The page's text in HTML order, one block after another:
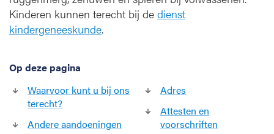
i
e
Kinderen kunnen terecht bij de dienst
kindergeneeskunde.
Op deze pagina
Waarvoor kunt u bij ons
terecht?
Andere aandoeningen
Adres
Attesten en
voorschriften